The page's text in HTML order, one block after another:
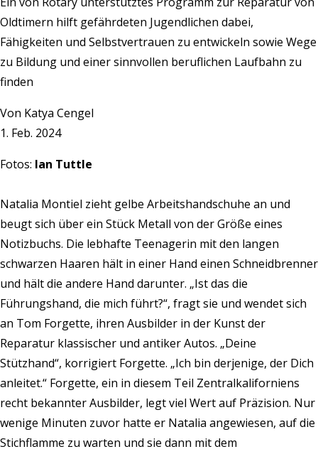
Oldtimern hilft gefährdeten Jugendlichen dabei,
Fähigkeiten und Selbstvertrauen zu entwickeln sowie Wege
zu Bildung und einer sinnvollen beruflichen Laufbahn zu
finden
Von Katya Cengel
1. Feb. 2024
Fotos: Ian Tuttle
Natalia Montiel zieht gelbe Arbeitshandschuhe an und
beugt sich über ein Stück Metall von der Größe eines
Notizbuchs. Die lebhafte Teenagerin mit den langen
schwarzen Haaren hält in einer Hand einen Schneidbrenner
und hält die andere Hand darunter. „Ist das die
Führungshand, die mich führt?“, fragt sie und wendet sich
an Tom Forgette, ihren Ausbilder in der Kunst der
Reparatur klassischer und antiker Autos. „Deine
Stützhand“, korrigiert Forgette. „Ich bin derjenige, der Dich
anleitet.“ Forgette, ein in diesem Teil Zentralkaliforniens
recht bekannter Ausbilder, legt viel Wert auf Präzision. Nur
wenige Minuten zuvor hatte er Natalia angewiesen, auf die
Stichflamme zu warten und sie dann mit dem